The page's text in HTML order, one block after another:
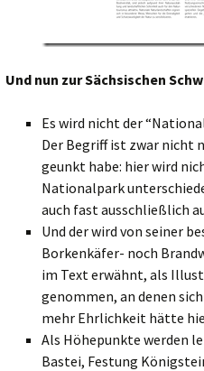
Und nun zur Sächsischen
Es wird nicht der
Der Begriff ist zwar nicht
geunkt habe: hier wird
Nationalpark
auch fast ausschließlich
Und der wird von seiner
Borkenkäfer- noch
im Text erwähnt, als
genommen, an denen
mehr Ehrlichkeit hätte
Als Höhepunkte werden
Bastei, Festung